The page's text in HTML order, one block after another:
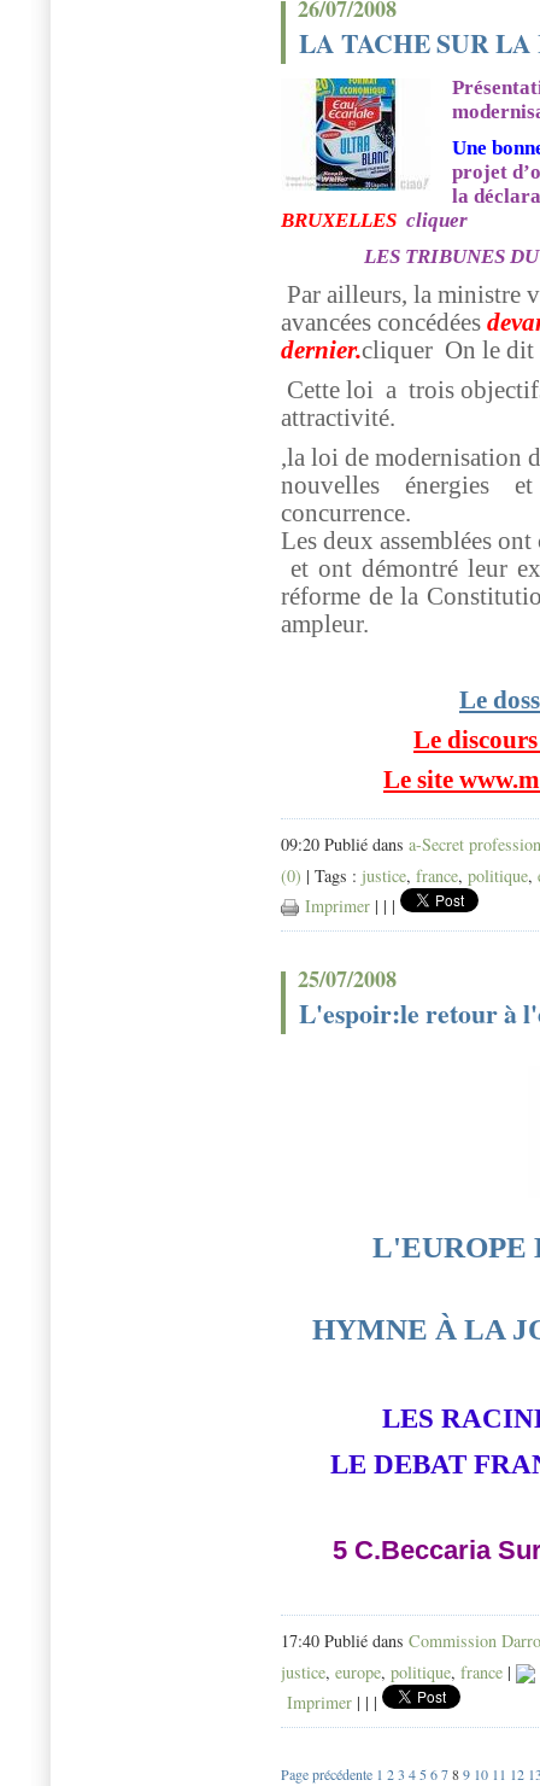
26/07/2008
LA TACHE SUR
Une
projet
la
BRUXELLES cliquer
LES TRIBUNES
Par ailleurs, la ministre
avancées concédées
dernier.cliquer On le dit
Cette loi a trois
attractivité.
,la loi de modernisation
nouvelles énergies
concurrence.
Les deux assemblées
et ont démontré leur
réforme de la
ampleur.
Le
Le
Le site
09:20 Publié dans a-Secret
(0) | Tags : justice, france, politique,
Imprimer | | |
25/07/2008
L'espoir:le retour à
L'EUROPE
HYMNE À LA
LES
LE DEBAT
5 C.Beccaria
17:40 Publié dans Commission
justice, europe, politique, france |
Imprimer | | |
Page précédente 1 23 4 5 6789 10 11 12